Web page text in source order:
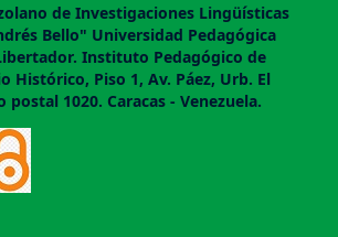
de Investigaciones Lingüí­sticas
Bello" Universidad Pedagógica
Instituto Pedagógico de
Histórico, Piso 1, Av. Páez, Urb. El
postal 1020. Caracas - Venezuela.